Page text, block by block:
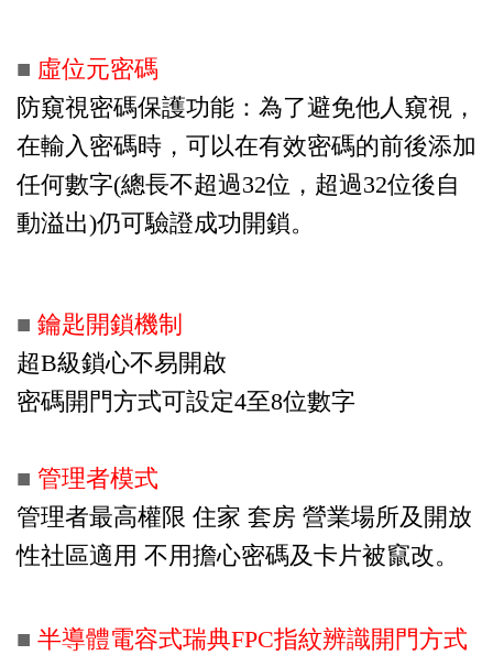
■ 虛位元密碼
防窺視密碼保護功能：為了避免他人窺視，
在輸入密碼時，可以在有效密碼的前後添加
任何數字(總長不超過32位，超過32位後自
動溢出)仍可驗證成功開鎖。
■ 鑰匙開鎖機制
超B級鎖心不易開啟
密碼開門方式可設定4至8位數字
■ 管理者模式
管理者最高權限 住家 套房 營業場所及開放
性社區適用 不用擔心密碼及卡片被竄改。
■ 半導體電容式瑞典FPC指紋辨識開門方式